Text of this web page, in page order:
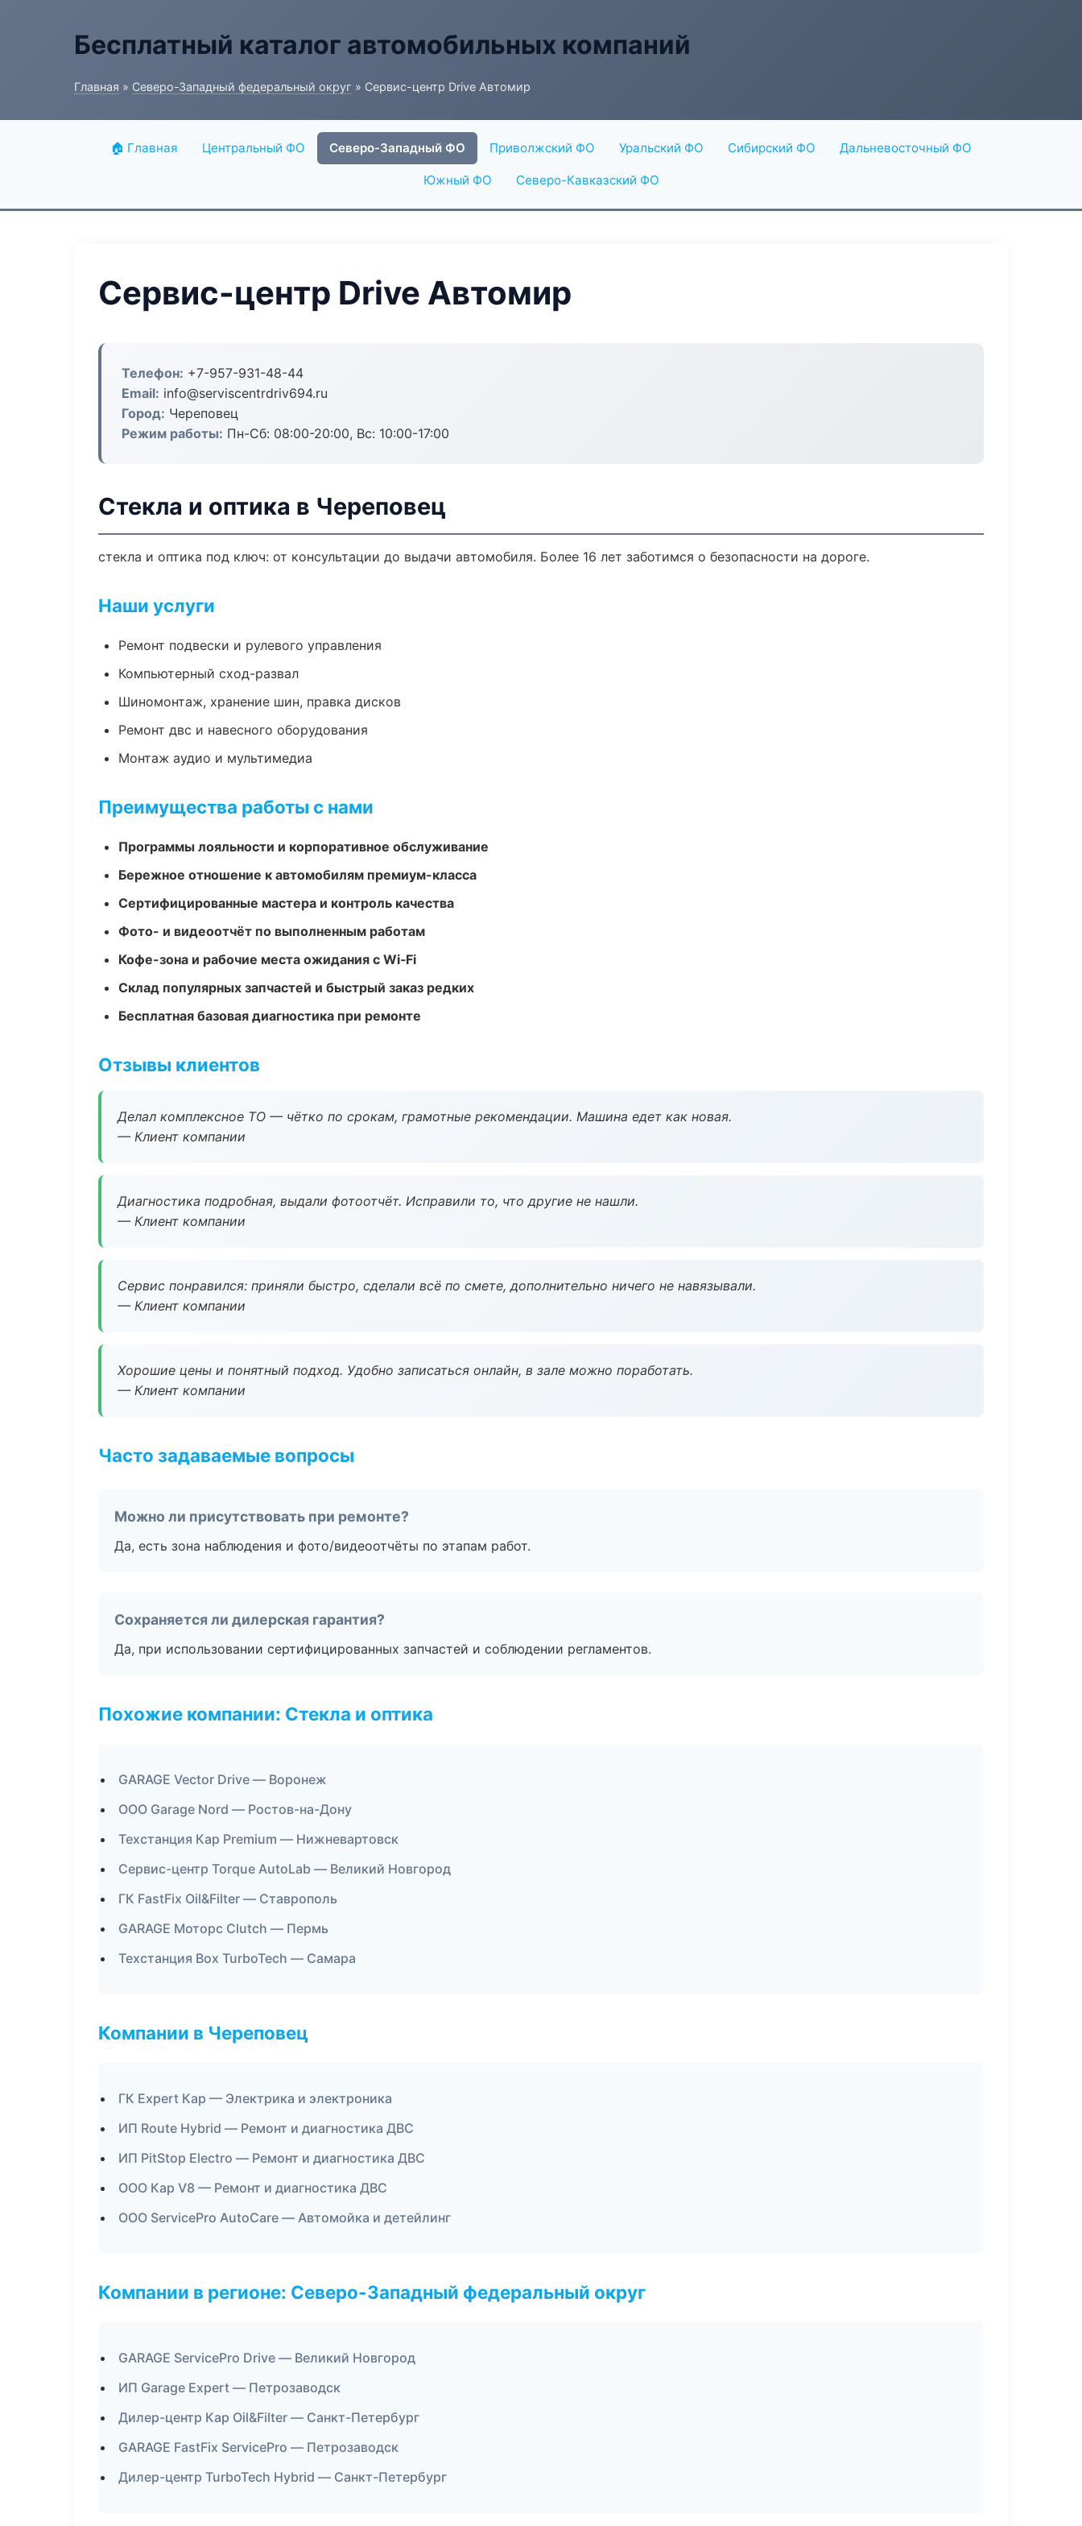
Бесплатный каталог автомобильных компаний
Главная » Северо-Западный федеральный округ » Сервис-центр Drive Автомир
🏠 Главная Центральный ФО Северо-Западный ФО Приволжский ФО Уральский ФО Сибирский ФО Дальневосточный ФО
Южный ФО Северо-Кавказский ФО
Сервис-центр Drive Автомир
Телефон: +7-957-931-48-44
Email: info@serviscentrdriv694.ru
Город: Череповец
Режим работы: Пн-Сб: 08:00-20:00, Вс: 10:00-17:00
Стекла и оптика в Череповец
стекла и оптика под ключ: от консультации до выдачи автомобиля. Более 16 лет заботимся о безопасности на дороге.
Наши услуги
Ремонт подвески и рулевого управления
Компьютерный сход-развал
Шиномонтаж, хранение шин, правка дисков
Ремонт двс и навесного оборудования
Монтаж аудио и мультимедиа
Преимущества работы с нами
Программы лояльности и корпоративное обслуживание
Бережное отношение к автомобилям премиум-класса
Сертифицированные мастера и контроль качества
Фото- и видеоотчёт по выполненным работам
Кофе-зона и рабочие места ожидания с Wi‑Fi
Склад популярных запчастей и быстрый заказ редких
Бесплатная базовая диагностика при ремонте
Отзывы клиентов
Делал комплексное ТО — чётко по срокам, грамотные рекомендации. Машина едет как новая.
— Клиент компании
Диагностика подробная, выдали фотоотчёт. Исправили то, что другие не нашли.
— Клиент компании
Сервис понравился: приняли быстро, сделали всё по смете, дополнительно ничего не навязывали.
— Клиент компании
Хорошие цены и понятный подход. Удобно записаться онлайн, в зале можно поработать.
— Клиент компании
Часто задаваемые вопросы
Можно ли присутствовать при ремонте?
Да, есть зона наблюдения и фото/видеоотчёты по этапам работ.
Сохраняется ли дилерская гарантия?
Да, при использовании сертифицированных запчастей и соблюдении регламентов.
Похожие компании: Стекла и оптика
GARAGE Vector Drive — Воронеж
ООО Garage Nord — Ростов-на-Дону
Техстанция Кар Premium — Нижневартовск
Сервис-центр Torque AutoLab — Великий Новгород
ГК FastFix Oil&Filter — Ставрополь
GARAGE Моторс Clutch — Пермь
Техстанция Box TurboTech — Самара
Компании в Череповец
ГК Expert Кар — Электрика и электроника
ИП Route Hybrid — Ремонт и диагностика ДВС
ИП PitStop Electro — Ремонт и диагностика ДВС
ООО Кар V8 — Ремонт и диагностика ДВС
ООО ServicePro AutoCare — Автомойка и детейлинг
Компании в регионе: Северо-Западный федеральный округ
GARAGE ServicePro Drive — Великий Новгород
ИП Garage Expert — Петрозаводск
Дилер-центр Кар Oil&Filter — Санкт-Петербург
GARAGE FastFix ServicePro — Петрозаводск
Дилер-центр TurboTech Hybrid — Санкт-Петербург